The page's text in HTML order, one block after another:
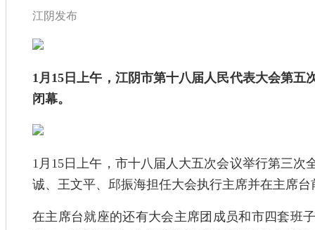
江阴发布
1月15日上午，江阴市第十八届人民代表大会第
闭幕。
1月15日上午，市十八届人大五次会议举行第三
诚、王文平、邱振海担任大会执行主席并在主席台
在主席台就座的还有大会主席团成员和市四套班